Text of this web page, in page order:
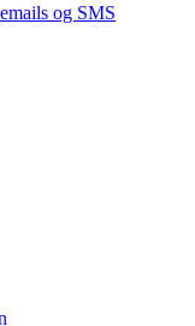
og SMS